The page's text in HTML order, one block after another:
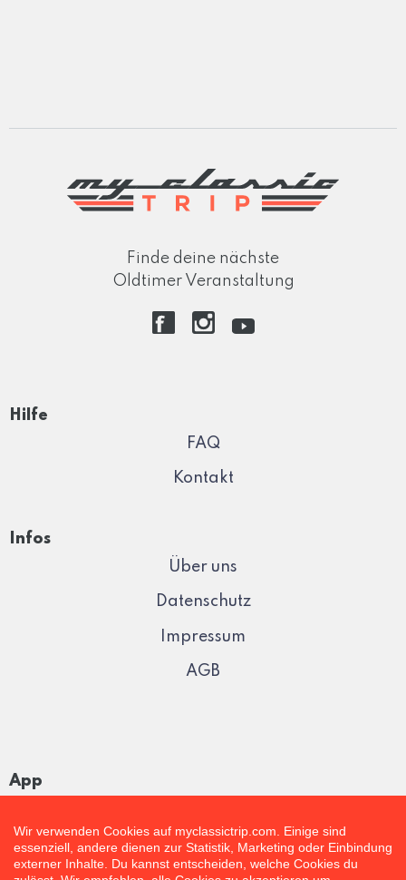
Finde deine nächste
Oldtimer Veranstaltung
Hilfe
FAQ
Kontakt
Infos
Über uns
Datenschutz
Impressum
AGB
App
Wir verwenden Cookies auf myclassictrip.com. Einige sind
essenziell, andere dienen zur Statistik, Marketing oder Einbindung
externer Inhalte. Du kannst entscheiden, welche Cookies du